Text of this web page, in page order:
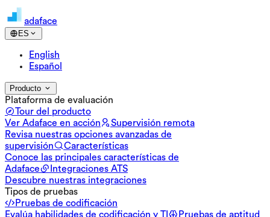
adaface
ES
English
Español
Producto
Plataforma de evaluación
Tour del producto
Ver Adaface en acción
Supervisión remota
Revisa nuestras opciones avanzadas de
supervisión
Características
Conoce las principales características de
Adaface
Integraciones ATS
Descubre nuestras integraciones
Tipos de pruebas
Pruebas de codificación
Evalúa habilidades de codificación y TI
Pruebas de aptitud